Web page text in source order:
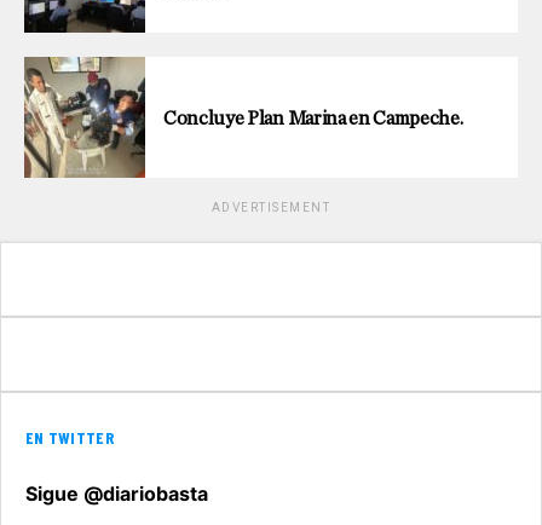
Concluye Plan Marina en Campeche.
ADVERTISEMENT
EN TWITTER
Sigue @diariobasta